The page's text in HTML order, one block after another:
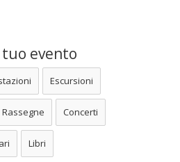
evento
Escursioni
Rassegne Concerti
Libri